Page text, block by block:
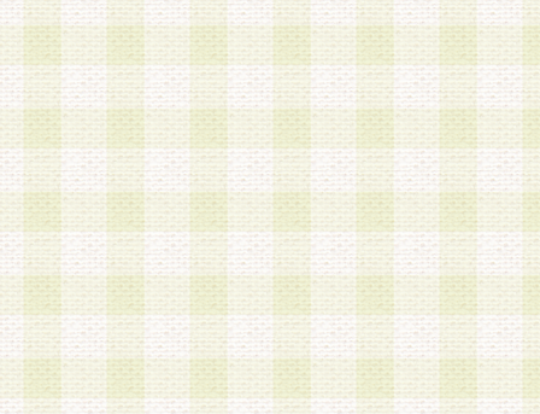
実施もしくは運営
d.その他これらに付随する業務
4.会員は、住所、電話番号その他の登録情報につ
合は、速やかに当社所定の変更手続きを行うもの
5.当社は、必要と認めた場合、会員に対して、電
手段により登録情報の対象者が会員登録者本人で
の内容が正確であること、アンケートの回答内容
うことができるものとます。
6.会員は、会員登録後当社が定期的に行う登録情
して、当社指定の期間内に更新手続きを行うもの
該期間内に更新手続きを行わない場合、その時点
発行したポイントは失効されるものとします。